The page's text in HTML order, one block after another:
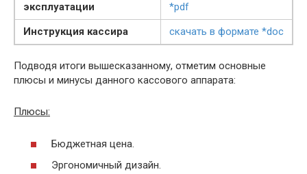
эксплуатации
*pdf
Инструкция кассира
скачать в формате *doc
Подводя итоги вышесказанному, отметим основные
плюсы и минусы данного кассового аппарата:
Плюсы:
Бюджетная цена.
Эргономичный дизайн.